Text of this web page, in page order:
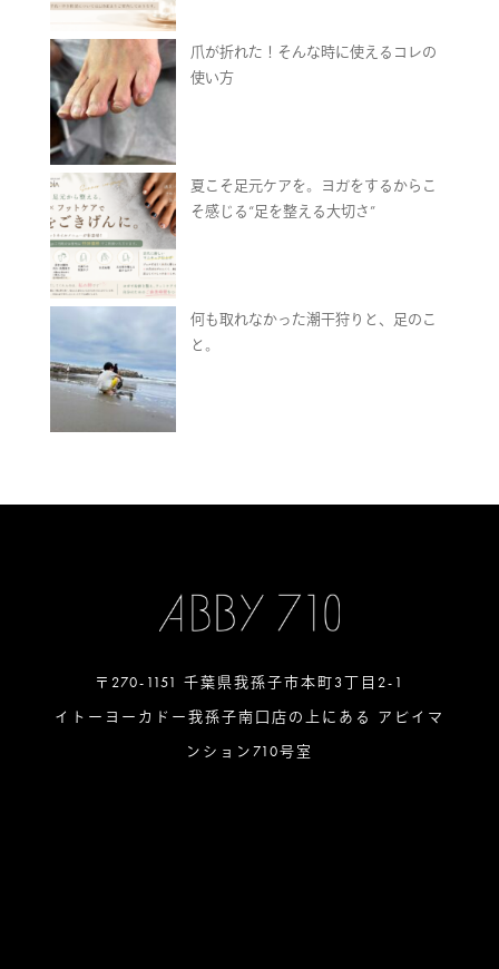
爪が折れた！そんな時に使えるコレの
使い方
夏こそ足元ケアを。ヨガをするからこ
そ感じる“足を整える大切さ”
何も取れなかった潮干狩りと、足のこ
と。
〒270-1151 千葉県我孫子市本町3丁目2-1
イトーヨーカドー我孫子南口店の上にある アビイマ
ンション710号室